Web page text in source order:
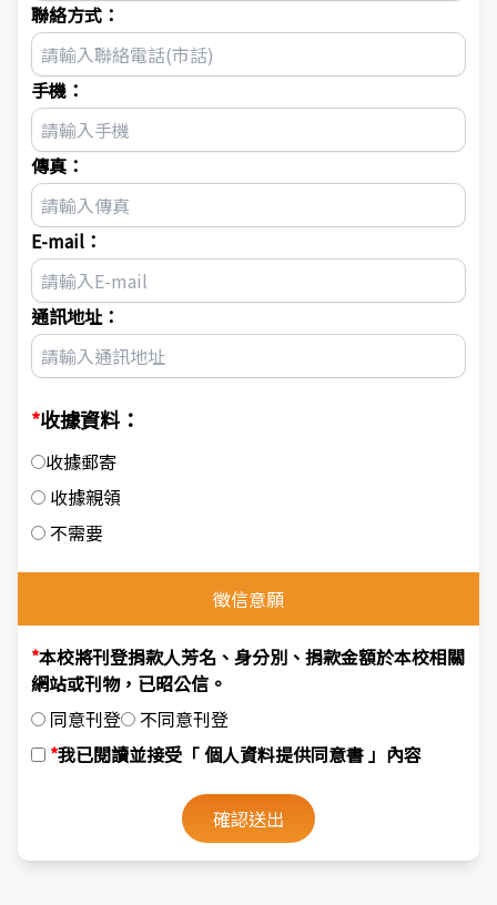
聯絡方式：
手機：
傳真：
E-mail：
通訊地址：
收據資料：
收據郵寄
收據親領
不需要
徵信意願
本校將刊登捐款人芳名、身分別、捐款金額於本校相關
網站或刊物，已昭公信。
同意刊登
不同意刊登
我已閱讀並接受「個人資料提供同意書」內容
確認送出